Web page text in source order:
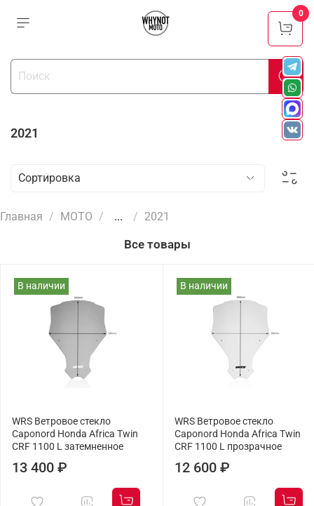
2021
Главная МОТО ... 2021
Все товары
В наличии
WRS Ветровое стекло
Caponord Honda Africa Twin
CRF 1100 L затемненное
13 400 ₽
В наличии
WRS Ветровое стекло
Caponord Honda Africa Twin
CRF 1100 L прозрачное
12 600 ₽
0